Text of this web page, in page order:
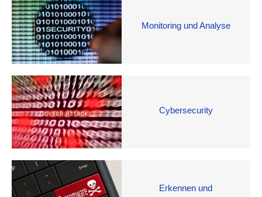
Monitoring und Analyse
Cybersecurity
Erkennen und